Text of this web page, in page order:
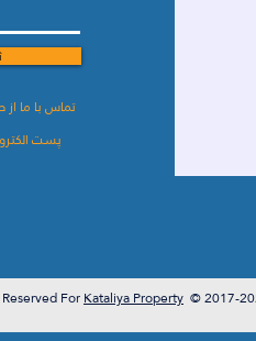
تماس با ما
پست
ForKataliya Property